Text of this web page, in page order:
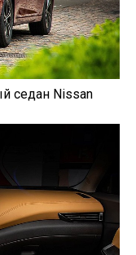
седан Nissan